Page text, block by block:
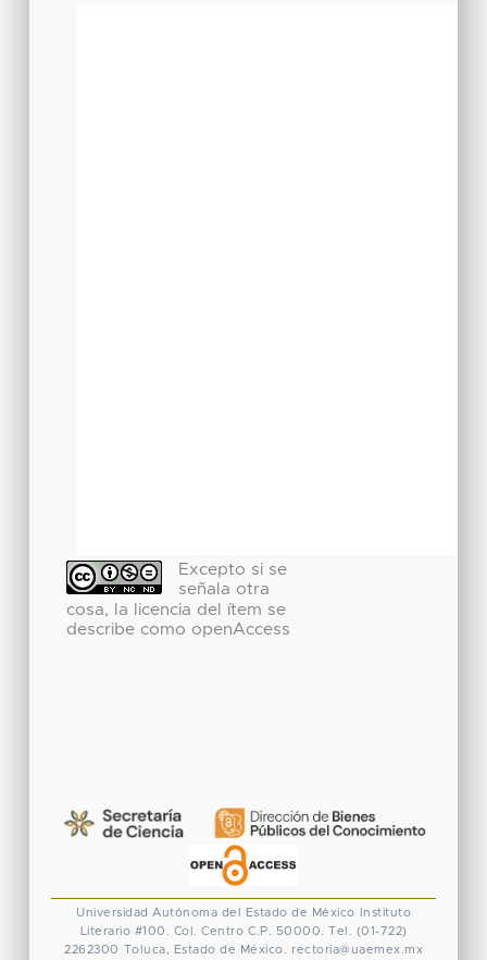
Excepto si se
señala otra
cosa, la licencia del ítem se
describe como openAccess
Universidad Autónoma del Estado de México
Instituto
Literario #100. Col. Centro C.P. 50000. Tel. (01-722)
2262300 Toluca, Estado de México. rectoria@uaemex.mx